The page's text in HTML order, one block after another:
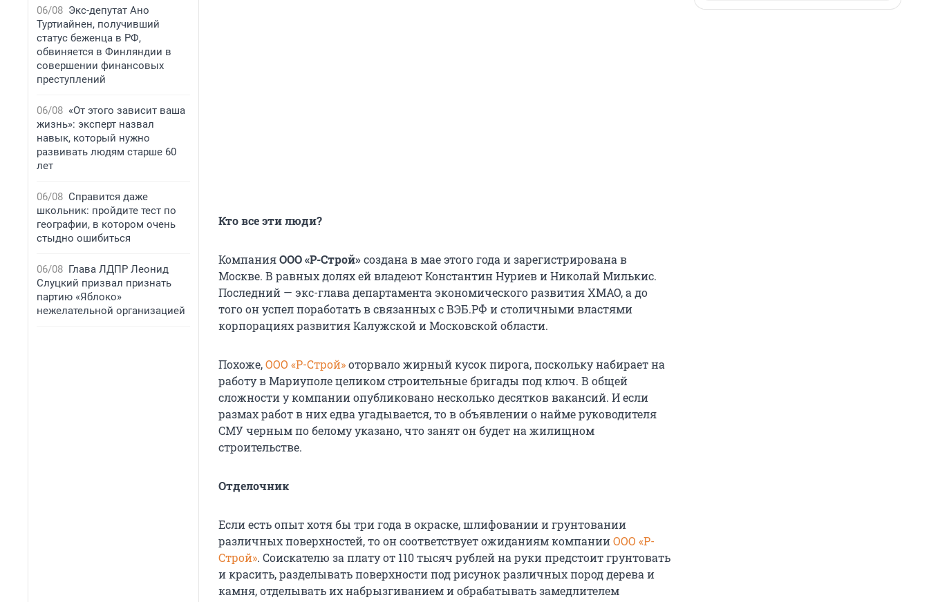
06/08 Экс-депутат Ано
Туртиайнен, получивший
статус беженца в РФ,
обвиняется в Финляндии в
совершении финансовых
преступлений
06/08 «От этого зависит ваша
жизнь»: эксперт назвал
навык, который нужно
развивать людям старше 60
лет
06/08 Справится даже
школьник: пройдите тест по
географии, в котором очень
стыдно ошибиться
06/08 Глава ЛДПР Леонид
Слуцкий призвал признать
партию «Яблоко»
нежелательной организацией
Кто все эти люди?
КомпанияООО «Р-Строй»создана в мае этого года и зарегистрирована в
Москве. В равных долях ей владеют Константин Нуриев и Николай Милькис.
Последний — экс-глава департамента экономического развития ХМАО, а до
того он успел поработать в связанных с ВЭБ.РФ и столичными властями
корпорациях развития Калужской и Московской области.
Похоже,ООО «Р-Строй»оторвало жирный кусок пирога, поскольку набирает на
работу в Мариуполе целиком строительные бригады под ключ. В общей
сложности у компании опубликовано несколько десятков вакансий. И если
размах работ в них едва угадывается, то в объявлении о найме руководителя
СМУ черным по белому указано, что занят он будет на жилищном
строительстве.
Отделочник
Если есть опыт хотя бы три года в окраске, шлифовании и грунтовании
различных поверхностей, то он соответствует ожиданиям компанииООО «Р-
Строй». Соискателю за плату от 110 тысяч рублей на руки предстоит грунтовать
и красить, разделывать поверхности под рисунок различных пород дерева и
камня, отделывать их набрызгиванием и обрабатывать замедлителем